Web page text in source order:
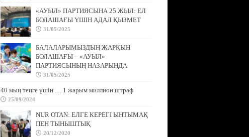
«АУЫЛ» ПАРТИЯСЫНА 25 ЖЫЛ: ЕЛ
БОЛАШАҒЫ ҮШІН АДАЛ ҚЫЗМЕТ
31/05/2025
БАЛАЛАРЫМЫЗДЫҢ ЖАРҚЫН
БОЛАШАҒЫ – «АУЫЛ»
ПАРТИЯСЫНЫҢ НАЗАРЫНДА
31/05/2025
40 мың теңге үшін … 1 жарым миллион штраф
25/09/2024
NUR OTAN: ЕЛГЕ КЕРЕГІ ЫНТЫМАҚ
ПЕН ТЫНЫШТЫҚ
20/12/2020